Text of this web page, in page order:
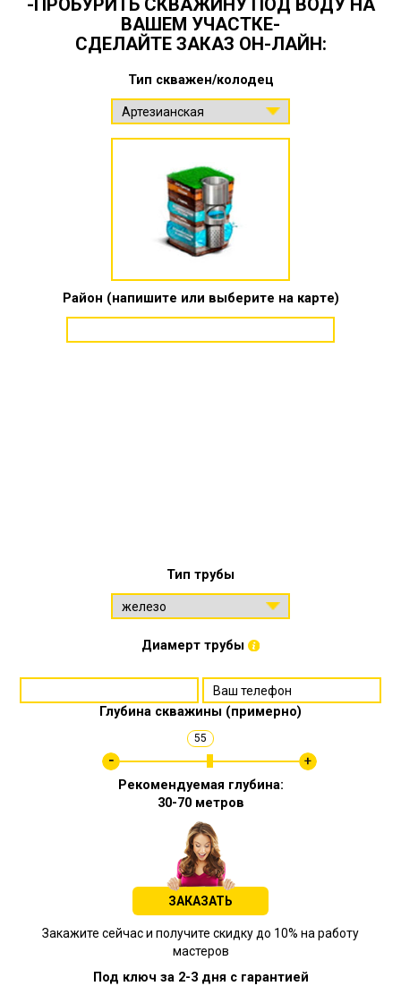
ВАШЕМ УЧАСТКЕ-
СДЕЛАЙТЕ ЗАКАЗ ОН-ЛАЙН:
Тип скважен/колодец
Район (напишите или выберите на карте)
Тип трубы
Диамерт трубы
Глубина скважины (примерно)
55
Рекомендуемая глубина:
30-70 метров
ЗАКАЗАТЬ
Закажите сейчас и получите скидку до 10% на работу
мастеров
Под ключ за 2-3 дня с гарантией